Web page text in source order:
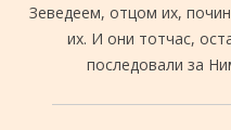
Зеведеем, отцом их,
их. И они тотчас,
последовали за